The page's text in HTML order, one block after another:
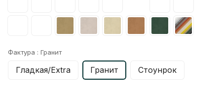
Фактура : Гранит
Гладкая/Extra Гранит Стоунрок